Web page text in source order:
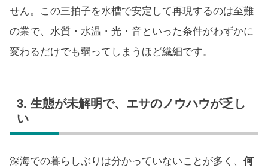
せん。この三拍子を水槽で安定して再現するのは至難
の業で、水質・水温・光・音といった条件がわずかに
変わるだけでも弱ってしまうほど繊細です。
3. 生態が未解明で、エサのノウハウが乏し
い
深海での暮らしぶりは分かっていないことが多く、 何